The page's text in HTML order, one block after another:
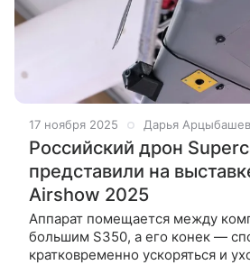
17 ноября 2025 Дарья
Российский дрон
представили на
Airshow 2025
Аппарат помещается между
большим S350, а его конек —
кратковременно ускоряться и